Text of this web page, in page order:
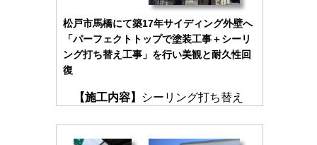
松戸市馬橋にて築17年サイディング外壁へ
「パーフェクトトップで塗装工事＋シーリ
ング打ち替え工事」を行い美観と耐久性回
復
【施工内容】 シーリング打ち替え